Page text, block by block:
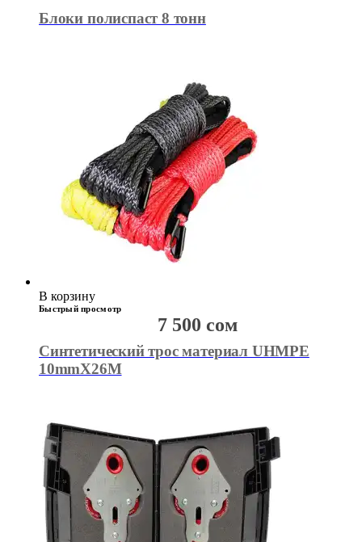
Блоки полиспаст 8 тонн
В корзину
Быстрый просмотр
Синтетический трос материал UHMPE
10mmX26M
7 500 сом